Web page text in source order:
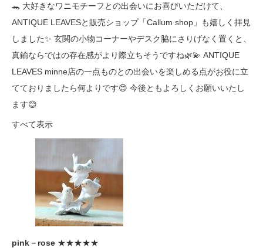
🐊 大好きなワニモチーフとの出会いにお喜びいただけて、
ANTIQUE LEAVESと販売ショップ「Callum shop」も嬉しく拝見
しました✨ 玄関の小物コーナーやデスク脇にさりげなく置くと、
真鍮ならではの存在感がより際立ちそうですね🌿💫 ANTIQUE
LEAVES minne店の一点ものとの出会いを楽しめる点がお役に立
てておりましたら何よりです😊 今後ともよろしくお願いいたし
ます😊
すべて表示
pink－rose ★★★★★